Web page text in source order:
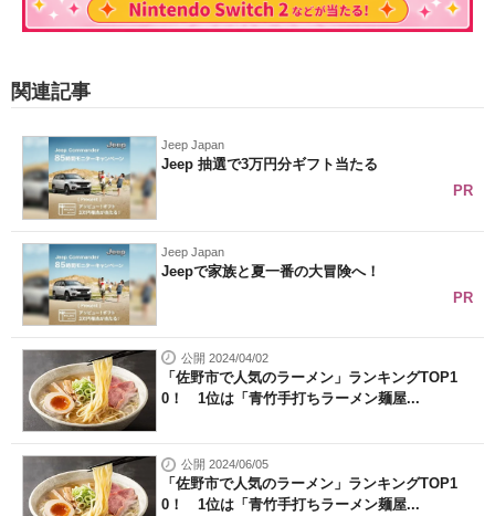
関連記事
Jeep Japan
Jeep 抽選で3万円分ギフト当たる
PR
Jeep Japan
Jeepで家族と夏一番の大冒険へ！
PR
公開 2024/04/02
「佐野市で人気のラーメン」ランキングTOP1
0！ 1位は「青竹手打ちラーメン麺屋...
公開 2024/06/05
「佐野市で人気のラーメン」ランキングTOP1
0！ 1位は「青竹手打ちラーメン麺屋...